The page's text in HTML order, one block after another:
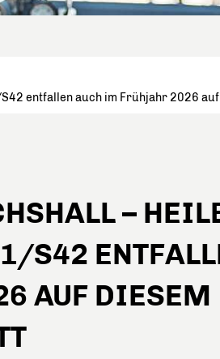
entfallen auch im Frühjahr 2026
–
S42
AUF DIESEM